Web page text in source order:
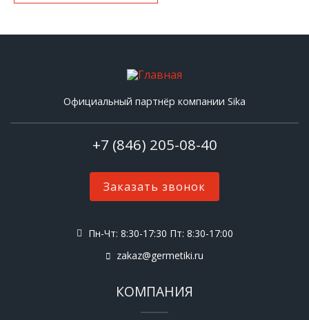
Официальный партнёр компании Sika
+7 (846) 205-08-40
Заказать звонок
Пн-Чт: 8:30-17:30 Пт: 8:30-17:00
zakaz@germetiki.ru
КОМПАНИЯ